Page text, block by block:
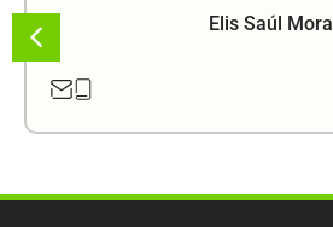
Elis Saúl Mora